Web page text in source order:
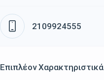
2109924555
Επιπλέον Χαρακτηριστικά